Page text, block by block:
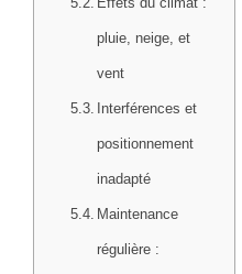
pluie, neige, et
vent
Interférences et
positionnement
inadapté
Maintenance
régulière :